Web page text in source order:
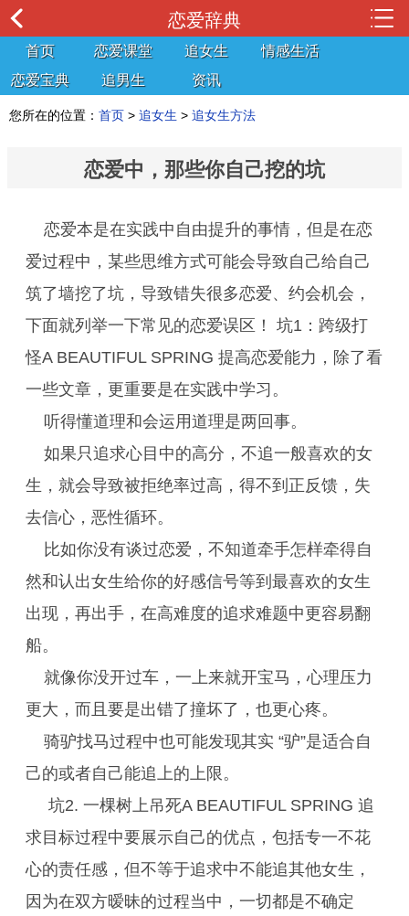
恋爱辞典
首页 恋爱课堂 追女生
情感生活
恋爱宝典
追男生 资讯
您所在的位置： 首页 > 追女生 > 追女生方法
恋爱中，那些你自己挖的坑
恋爱本是在实践中自由提升的事情，但是在恋
爱过程中，某些思维方式可能会导致自己给自己
筑了墙挖了坑，导致错失很多恋爱、约会机会，
下面就列举一下常见的恋爱误区！ 坑1：跨级打
怪A BEAUTIFUL SPRING 提高恋爱能力，除了看
一些文章，更重要是在实践中学习。
听得懂道理和会运用道理是两回事。
如果只追求心目中的高分，不追一般喜欢的女
生，就会导致被拒绝率过高，得不到正反馈，失
去信心，恶性循环。
比如你没有谈过恋爱，不知道牵手怎样牵得自
然和认出女生给你的好感信号等到最喜欢的女生
出现，再出手，在高难度的追求难题中更容易翻
船。
就像你没开过车，一上来就开宝马，心理压力
更大，而且要是出错了撞坏了，也更心疼。
骑驴找马过程中也可能发现其实 “驴”是适合自
己的或者自己能追上的上限。
坑2. 一棵树上吊死A BEAUTIFUL SPRING 追
求目标过程中要展示自己的优点，包括专一不花
心的责任感，但不等于追求中不能追其他女生，
因为在双方暧昧的过程当中，一切都是不确定